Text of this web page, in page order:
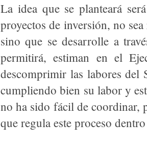
La idea que se planteará
proyectos de inversión, no
sino que se desarrolle a
permitirá, estiman en el
descomprimir las labores
cumpliendo bien su labor y
no ha sido fácil de coordinar,
que regula este proceso